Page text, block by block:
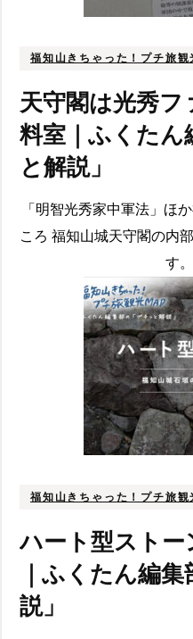
福知山きちゃった！プチ旅
天守閣は光秀フ
料室｜ふくたん
と解説」
「明智光秀家中軍法」ほ
ころ 福知山城天守閣の内
す
福知山きちゃった！プチ旅
ハート型ストー
｜ふくたん編
説」